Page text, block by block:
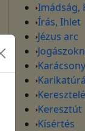
Imádság,
Írás, Ihlet
Jézus arc
Karácsony
Keresztút
Kísértés